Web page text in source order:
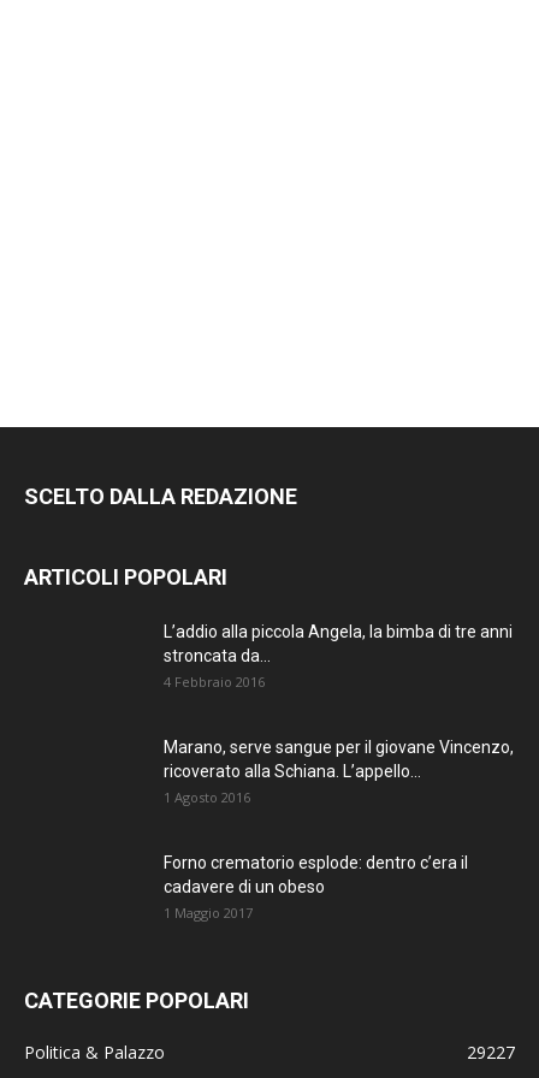
SCELTO DALLA REDAZIONE
ARTICOLI POPOLARI
L’addio alla piccola Angela, la bimba di tre anni
stroncata da...
4 Febbraio 2016
Marano, serve sangue per il giovane Vincenzo,
ricoverato alla Schiana. L’appello...
1 Agosto 2016
Forno crematorio esplode: dentro c’era il
cadavere di un obeso
1 Maggio 2017
CATEGORIE POPOLARI
Politica & Palazzo
29227